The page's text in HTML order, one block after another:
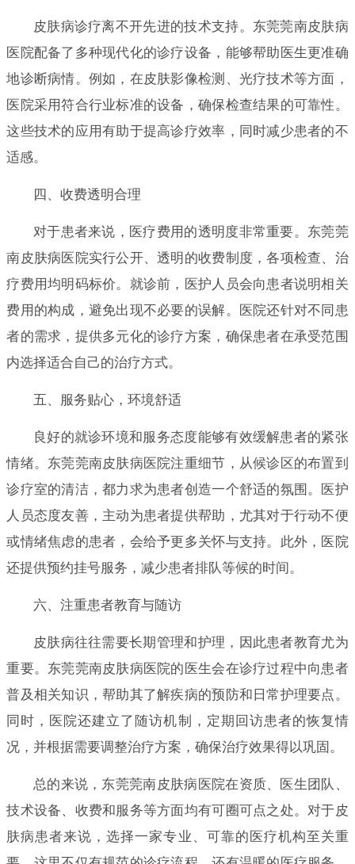
皮肤病诊疗离不开先进的技术支持。东莞莞南皮肤病
医院配备了多种现代化的诊疗设备，能够帮助医生更准确
地诊断病情。例如，在皮肤影像检测、光疗技术等方面，
医院采用符合行业标准的设备，确保检查结果的可靠性。
这些技术的应用有助于提高诊疗效率，同时减少患者的不
适感。
四、收费透明合理
对于患者来说，医疗费用的透明度非常重要。东莞莞
南皮肤病医院实行公开、透明的收费制度，各项检查、治
疗费用均明码标价。就诊前，医护人员会向患者说明相关
费用的构成，避免出现不必要的误解。医院还针对不同患
者的需求，提供多元化的诊疗方案，确保患者在承受范围
内选择适合自己的治疗方式。
五、服务贴心，环境舒适
良好的就诊环境和服务态度能够有效缓解患者的紧张
情绪。东莞莞南皮肤病医院注重细节，从候诊区的布置到
诊疗室的清洁，都力求为患者创造一个舒适的氛围。医护
人员态度友善，主动为患者提供帮助，尤其对于行动不便
或情绪焦虑的患者，会给予更多关怀与支持。此外，医院
还提供预约挂号服务，减少患者排队等候的时间。
六、注重患者教育与随访
皮肤病往往需要长期管理和护理，因此患者教育尤为
重要。东莞莞南皮肤病医院的医生会在诊疗过程中向患者
普及相关知识，帮助其了解疾病的预防和日常护理要点。
同时，医院还建立了随访机制，定期回访患者的恢复情
况，并根据需要调整治疗方案，确保治疗效果得以巩固。
总的来说，东莞莞南皮肤病医院在资质、医生团队、
技术设备、收费和服务等方面均有可圈可点之处。对于皮
肤病患者来说，选择一家专业、可靠的医疗机构至关重